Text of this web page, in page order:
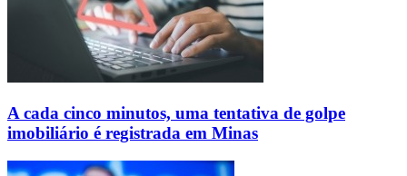
A cada cinco minutos, uma tentativa de golpe
imobiliário é registrada em Minas